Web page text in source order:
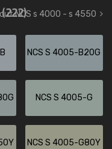
(222)
NCS s 4000 - s 4550
NCS S 4005-B20G
NCS S 4005-G
NCS S 4005-G80Y